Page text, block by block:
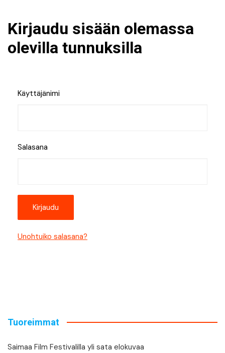
Kirjaudu sisään olemassa
olevilla tunnuksilla
Käyttäjänimi
Salasana
Unohtuiko salasana?
Tuoreimmat
Saimaa Film Festivalilla yli sata elokuvaa